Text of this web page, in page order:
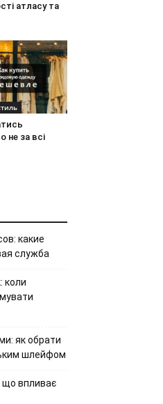
атласу та
не за всі
какие
служба
коли
як обрати
шлейфом
що впливає